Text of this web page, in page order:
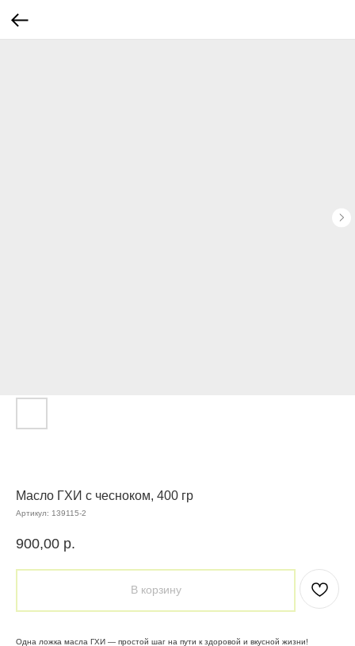
Масло ГХИ с чесноком, 400 гр
Артикул: 139115-2
900,00 р.
В корзину
Одна ложка масла ГХИ — простой шаг на пути к здоровой и вкусной жизни!